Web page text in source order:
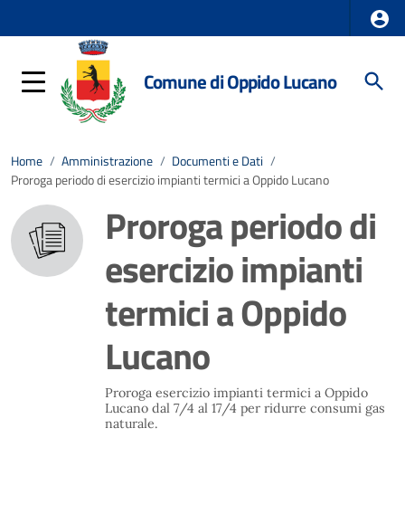
Comune di Oppido Lucano
Home / Amministrazione / Documenti e Dati /
Proroga periodo di esercizio impianti termici a Oppido Lucano
Proroga periodo di
esercizio impianti
termici a Oppido
Lucano
Proroga esercizio impianti termici a Oppido
Lucano dal 7/4 al 17/4 per ridurre consumi gas
naturale.